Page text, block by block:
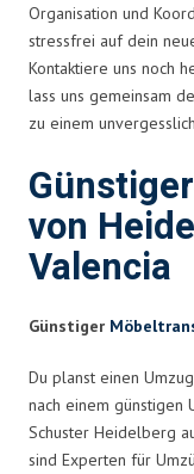
Organisation und
stressfrei auf dein
Kontaktiere uns noch
lass uns gemeinsam
zu einem
von
Valencia
Günstiger
Du planst einen
nach einem günstigen
Schuster Heidelberg
sind Experten für